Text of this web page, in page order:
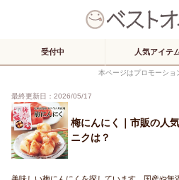
受付中 人気アイテ
本ページはプロモーショ
最終更新日：2026/05/17
梅にんにく｜市販の人
ニクは？